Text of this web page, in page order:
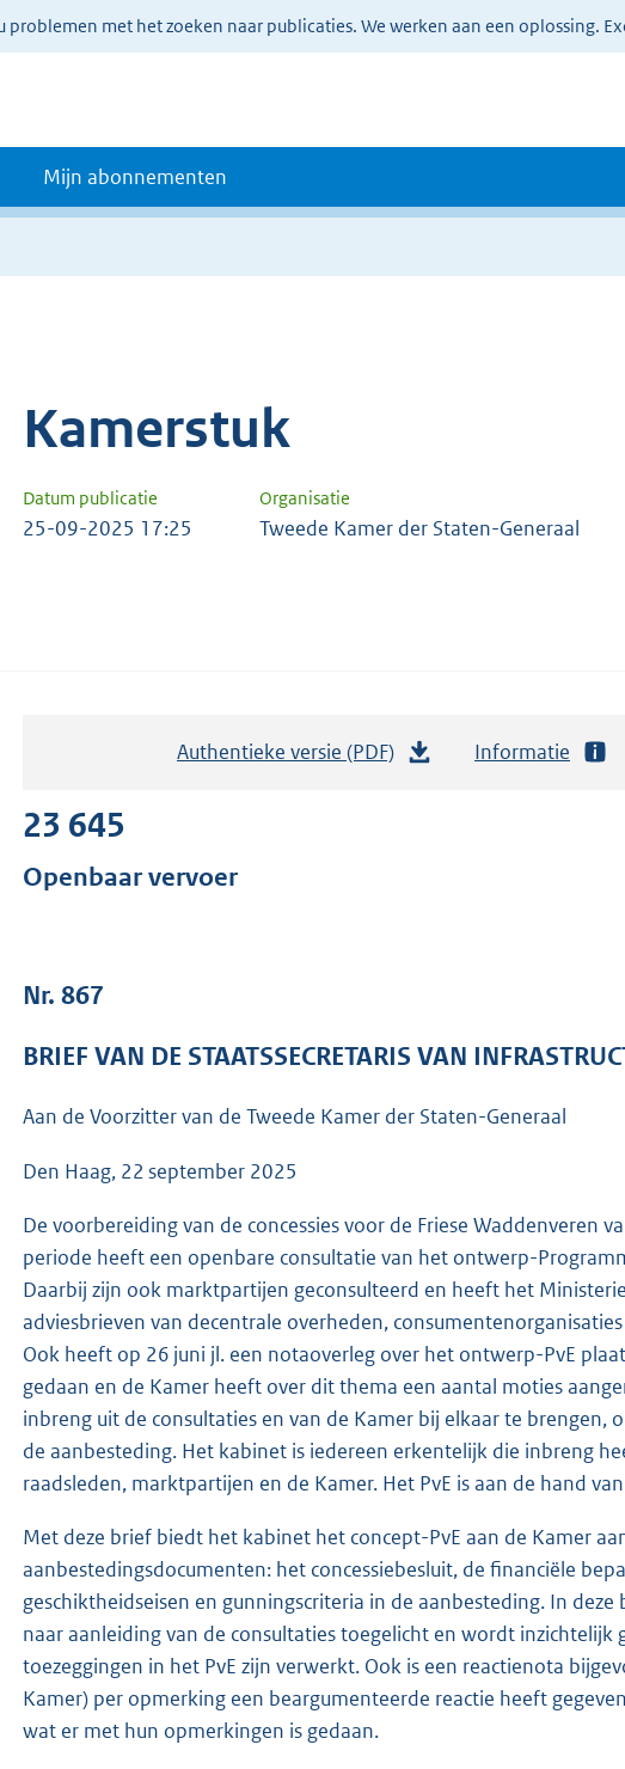
problemen met het zoeken naar publicaties. We werken aan een oplossing.
Mijn abonnementen
Kamerstuk
Datum publicatie Organisatie
25-09-2025 17:25 Tweede Kamer der Staten-Generaal
Authentieke versie (PDF)
r
o
:
6
3
K
b
Informatie
23 645
Openbaar vervoer
Nr. 867
BRIEF VAN DE STAATSSECRETARIS VAN
Aan de Voorzitter van de Tweede Kamer der Staten-Generaal
Den Haag, 22 september 2025
De voorbereiding van de concessies voor de Friese Waddenveren
periode heeft een openbare consultatie van het ontwerp-
Daarbij zijn ook marktpartijen geconsulteerd en heeft het
adviesbrieven van decentrale overheden,
Ook heeft op 26 juni jl. een notaoverleg over het ontwerp-PvE
gedaan en de Kamer heeft over dit thema een aantal moties
inbreng uit de consultaties en van de Kamer bij elkaar te brengen,
de aanbesteding. Het kabinet is iedereen erkentelijk die inbreng
raadsleden, marktpartijen en de Kamer. Het PvE is aan de hand
Met deze brief biedt het kabinet het concept-PvE aan de Kamer
aanbestedingsdocumenten: het concessiebesluit, de financiële
geschiktheidseisen en gunningscriteria in de aanbesteding. In
naar aanleiding van de consultaties toegelicht en wordt
toezeggingen in het PvE zijn verwerkt. Ook is een reactienota
Kamer) per opmerking een beargumenteerde reactie heeft
wat er met hun opmerkingen is gedaan.